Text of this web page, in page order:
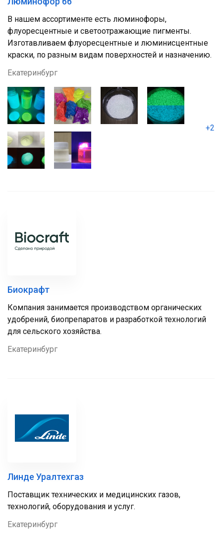
В нашем ассортименте есть люминофоры,
флуоресцентные и светоотражающие пигменты.
Изготавливаем флуоресцентные и люминисцентные
краски, по разным видам поверхностей и назначению.
Екатеринбург
+2
Биокрафт
Компания занимается производством органических
удобрений, биопрепаратов и разработкой технологий
для сельского хозяйства.
Екатеринбург
Линде Уралтехгаз
Поставщик технических и медицинских газов,
технологий, оборудования и услуг.
Екатеринбург